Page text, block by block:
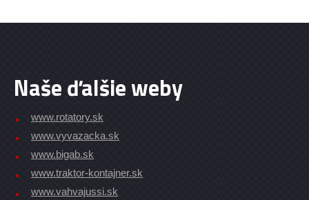
Naše ďalšie weby
www.rotatory.sk
www.vyvazacka.sk
www.bigab.sk
www.traktor-kontajner.sk
www.vahvajussi.sk